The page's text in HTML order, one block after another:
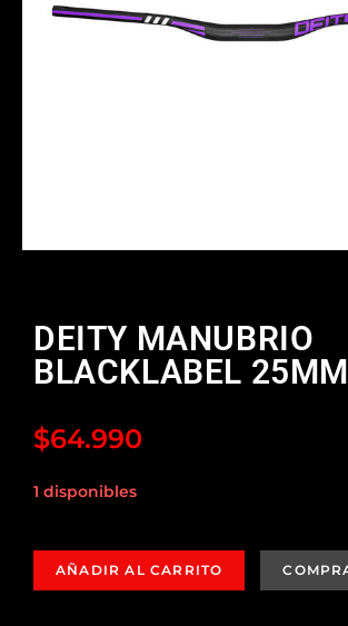
DEITY MANUBRIO
BLACKLABEL
$64.990
1 disponibles
AÑADIR AL CARRITO